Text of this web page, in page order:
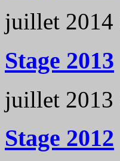
juillet 2014
Stage 2013
juillet 2013
Stage 2012